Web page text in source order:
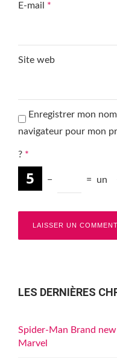
E-mail *
Site web
Enregistrer mon
navigateur pour mon
? *
− = un
LES DERNIÈRES
Spider-Man Brand
Marvel